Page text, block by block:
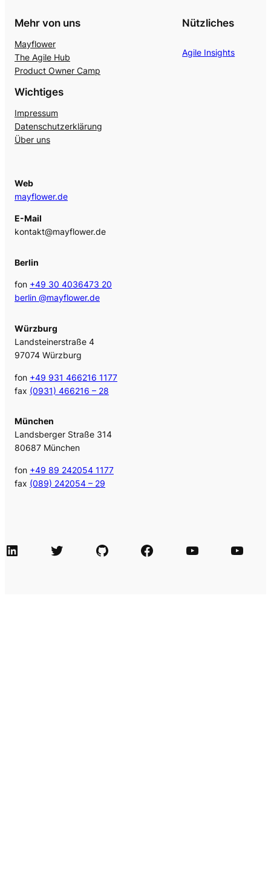
Mehr von uns
Mayflower
The Agile Hub
Product Owner Camp
Nützliches
Agile Insights
Wichtiges
Impressum
Datenschutzerklärung
Über uns
Web
mayflower.de
E-Mail
kontakt@mayflower.de
Berlin
fon +49 30 4036473 20
berlin @mayflower.de
Würzburg
Landsteinerstraße 4
97074 Würzburg
fon +49 931 466216 1177
fax (0931) 466216 – 28
München
Landsberger Straße 314
80687 München
fon +49 89 242054 1177
fax (089) 242054 – 29
LinkedIn Twitter GitHub Facebook Agile Videos Tech-Videos